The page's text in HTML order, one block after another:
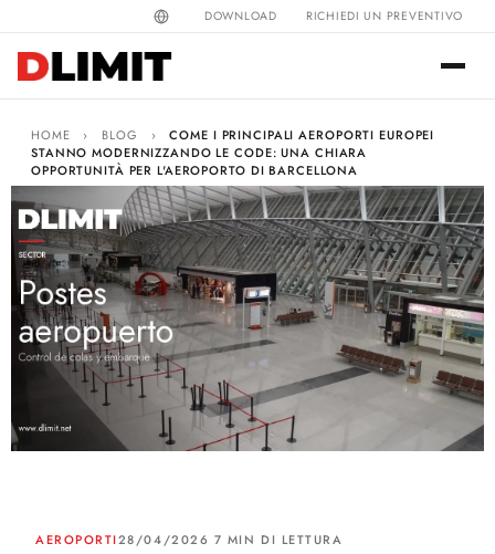
DOWNLOAD RICHIEDI UN PREVENTIVO
HOME › BLOG ›
COME I PRINCIPALI AEROPORTI EUROPEI
STANNO MODERNIZZANDO LE CODE: UNA CHIARA
OPPORTUNITÀ PER L'AEROPORTO DI BARCELLONA
AEROPORTI28/04/2026 7 MIN DI LETTURA